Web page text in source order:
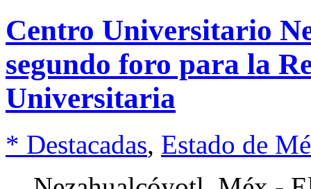
Centro Universitario
segundo foro para la
Universitaria
* Destacadas, Estado de